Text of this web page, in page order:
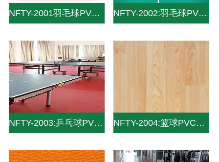
NFTY-2001羽毛球PVC运动地板-Life and leisure solutions-专业赛事级设计标准为您带来 NFTY-2002:羽毛球PVC地板
NFTY-2003:乒乓球PVC地板_PVC运动地板_pvc塑胶地板 NFTY-2004:篮球PVC地板_PVC运动地板